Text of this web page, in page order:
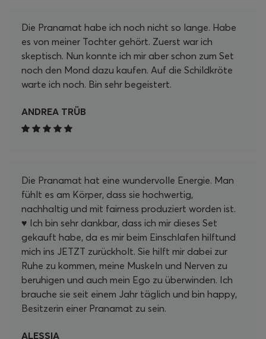
Die Pranamat habe ich noch nicht so lange. Habe
es von meiner Tochter gehört. Zuerst war ich
skeptisch. Nun konnte ich mir aber schon zum Set
noch den Mond dazu kaufen. Auf die Schildkröte
warte ich noch. Bin sehr begeistert.
ANDREA TRÜB
Die Pranamat hat eine wundervolle Energie. Man
fühlt es am Körper, dass sie hochwertig,
nachhaltig und mit fairness produziert worden ist.
♥️ Ich bin sehr dankbar, dass ich mir dieses Set
gekauft habe, da es mir beim Einschlafen hilftund
mich ins JETZT zurückholt. Sie hilft mir dabei zur
Ruhe zu kommen, meine Muskeln und Nerven zu
beruhigen und auch mein Ego zu überwinden. Ich
brauche sie seit einem Jahr täglich und bin happy,
Besitzerin einer Pranamat zu sein.
ALESSIA